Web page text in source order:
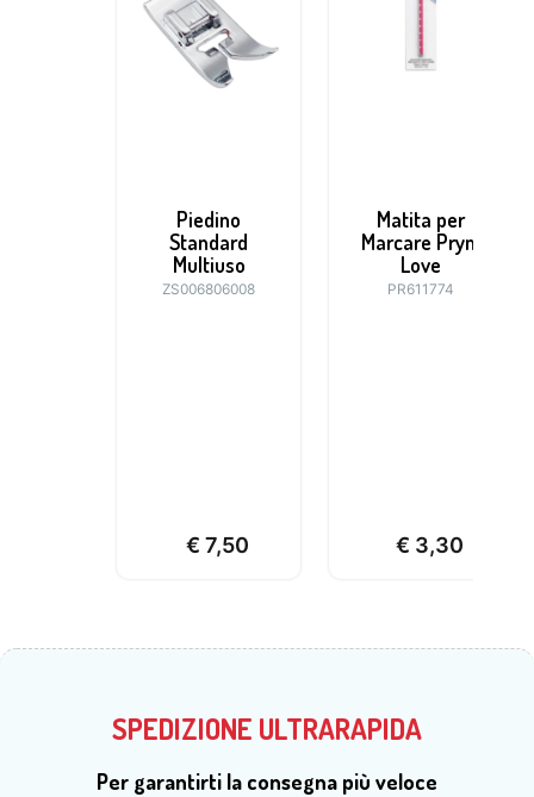
Piedino
Standard
Multiuso
ZS006806008
€ 7,50
Matita per
Marcare Prym
Love
PR611774
€ 3,30
SPEDIZIONE ULTRARAPIDA
Per garantirti la consegna più veloce